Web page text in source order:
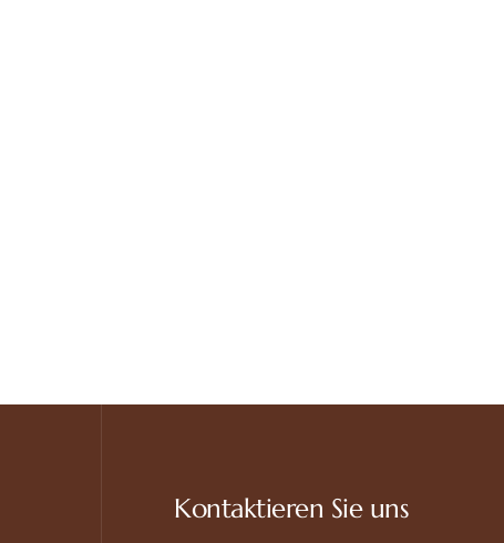
Kontaktieren Sie uns